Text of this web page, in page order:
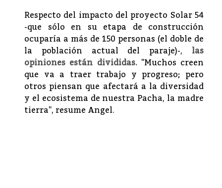
Respecto del impacto del proyecto Solar 54
-que sólo en su etapa de construcción
ocuparía a más de 150 personas (el doble de
la población actual del paraje)-, las
opiniones están divididas. "Muchos creen
que va a traer trabajo y progreso; pero
otros piensan que afectará a la diversidad
y el ecosistema de nuestra Pacha, la madre
tierra", resume Angel.